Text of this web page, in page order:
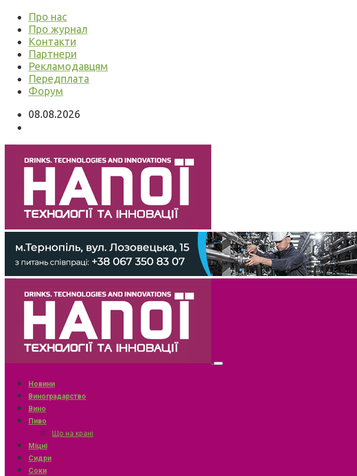
Про нас
Про журнал
Контакти
Партнери
Рекламодавцям
Передплата
Форум
08.08.2026
Новини
Виноградарство
Вино
Пиво
Що на крані
Міцні
Сидри
Соки